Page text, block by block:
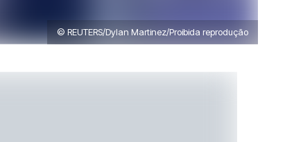
© REUTERS/Dylan Martinez/Proibida reprodução